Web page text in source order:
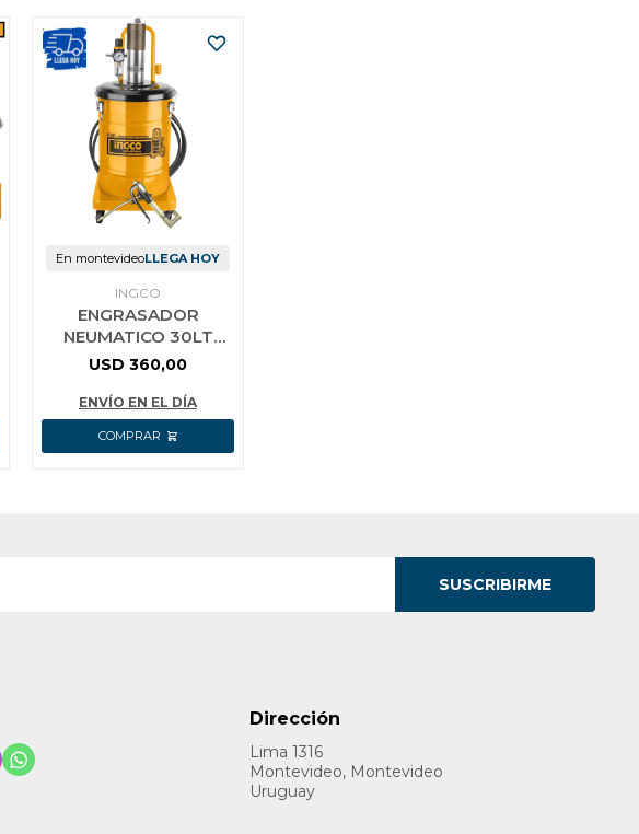
En montevideoLLEGA HOY
INGCO
ENGRASADOR
NEUMATICO 30LT
INGCO AGL02301
USD 360,00
ENVÍO EN EL DÍA
SUSCRIBIRME
Dirección
Lima 1316
Montevideo, Montevideo
Uruguay
